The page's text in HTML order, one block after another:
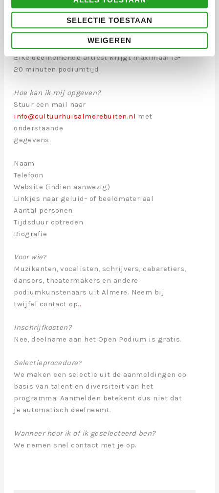
SELECTIE TOESTAAN
WEIGEREN
Hoe werkt het?
Hoelang heb ik de tijd?
Elke deelnemende artiest krijgt maximaal 15-
20 minuten podiumtijd.
Hoe kan ik mij opgeven?
Stuur een mail naar
info@cultuurhuisalmerebuiten.nl met
onderstaande
gegevens.
Naam
Telefoon
Website (indien aanwezig)
Linkjes naar geluid- of beeldmateriaal
Aantal personen
Tijdsduur optreden
Biografie
Voor wie?
Muzikanten, vocalisten, schrijvers, cabaretiers,
dansers, theatermakers en andere
podiumkunstenaars uit Almere. Neem bij
twijfel contact op..
Inschrijfkosten?
Nee, deelname aan het Open Podium is gratis.
Selectieprocedure?
We maken een selectie uit de aanmeldingen op
basis van talent en diversiteit van het
programma. Aanmelden betekent dus niet dat
je automatisch deelneemt.
Wanneer hoor ik of ik geselecteerd ben?
We nemen snel contact met je op.